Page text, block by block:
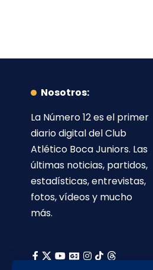
Nosotros:
La Número 12es el primer
diario digital delClub
Atlético Boca Juniors. Las
últimas noticias, partidos,
estadísticas, entrevistas,
fotos, vídeos y mucho
más.